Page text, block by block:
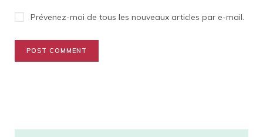
Prévenez-moi de tous les nouveaux articles par e-mail.